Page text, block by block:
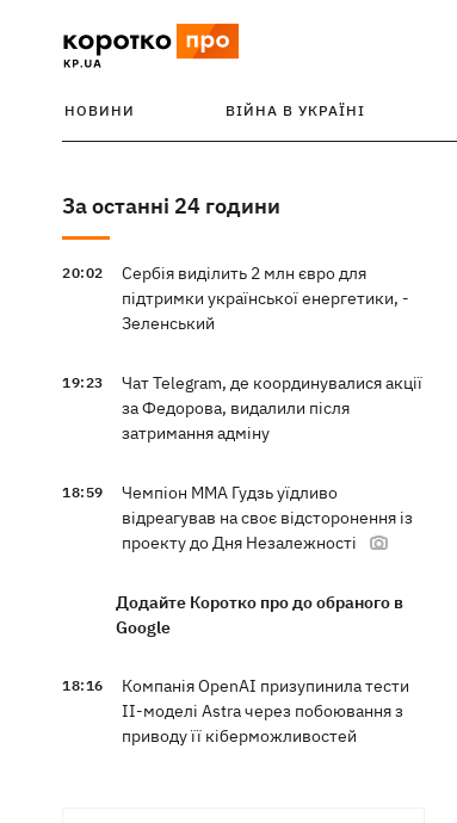
НОВИНИ ВІЙНА В УКРАЇНІ
За останні 24 години
20:02
Сербія виділить 2 млн євро для
підтримки української енергетики, -
Зеленський
19:23
Чат Telegram, де координувалися акції
за Федорова, видалили після
затримання адміну
18:59
Чемпіон ММА Гудзь уїдливо
відреагував на своє відсторонення із
проекту до Дня Незалежності
Додайте Коротко про до обраного в
Google
18:16
Компанія OpenAI призупинила тести
ІІ-моделі Astra через побоювання з
приводу її кіберможливостей